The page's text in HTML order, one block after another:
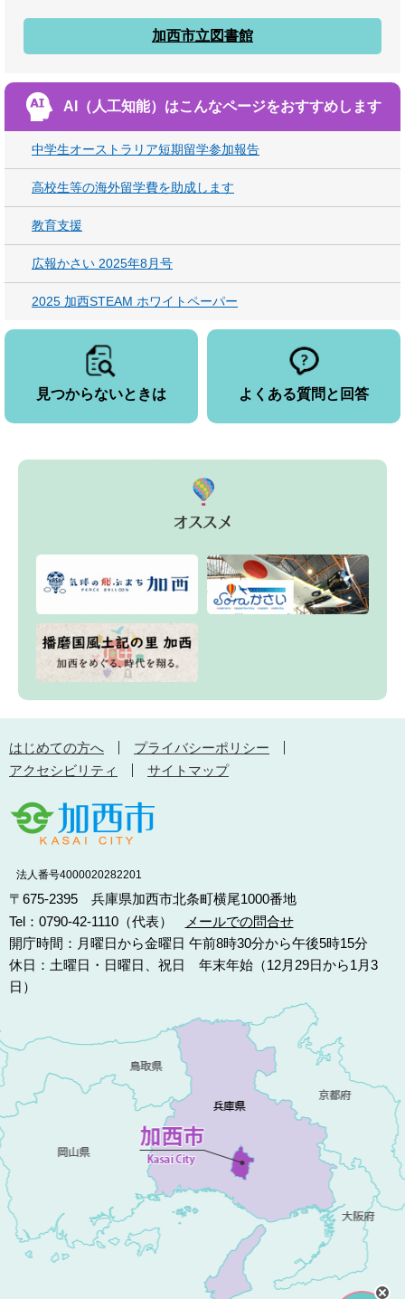
加西市立図書館
AI（人工知能）はこんなページをおすすめします
中学生オーストラリア短期留学参加報告
高校生等の海外留学費を助成します
教育支援
広報かさい 2025年8月号
2025 加西STEAM ホワイトペーパー
見つからないときは よくある質問と回答
はじめての方へ
プライバシーポリシー
アクセシビリティ
サイトマップ
法人番号4000020282201
〒675-2395 兵庫県加西市北条町横尾1000番地
Tel：0790-42-1110（代表）
メールでの問合せ
開庁時間：月曜日から金曜日 午前8時30分から午後5時15分
休日：土曜日・日曜日、祝日 年末年始（12月29日から1月3
日）